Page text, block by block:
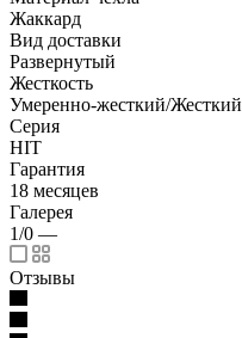
Жаккард
Вид доставки
Развернутый
Жесткость
Умеренно-жесткий/Жесткий
Серия
HIT
Гарантия
18 месяцев
Галерея
1/0 —
Отзывы